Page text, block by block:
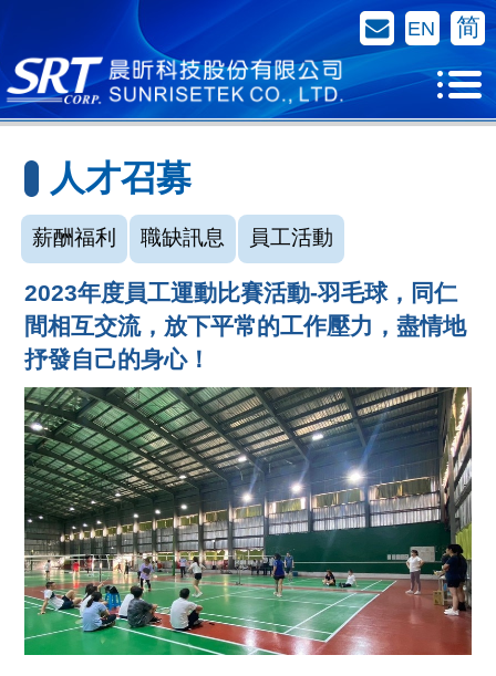
简
EN
聯絡我們
人才召募
薪酬福利 職缺訊息 員工活動
2023年度員工運動比賽活動-羽毛球，同仁
間相互交流，放下平常的工作壓力，盡情地
抒發自己的身心！